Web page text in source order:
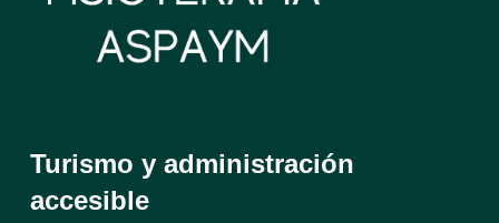
Turismo y administración
accesible